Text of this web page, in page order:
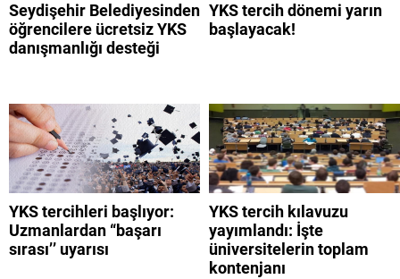
Seydişehir Belediyesinden
öğrencilere ücretsiz YKS
danışmanlığı desteği
YKS tercih dönemi yarın
başlayacak!
YKS tercihleri başlıyor:
Uzmanlardan “başarı
sırası’’ uyarısı
YKS tercih kılavuzu
yayımlandı: İşte
üniversitelerin toplam
kontenjanı